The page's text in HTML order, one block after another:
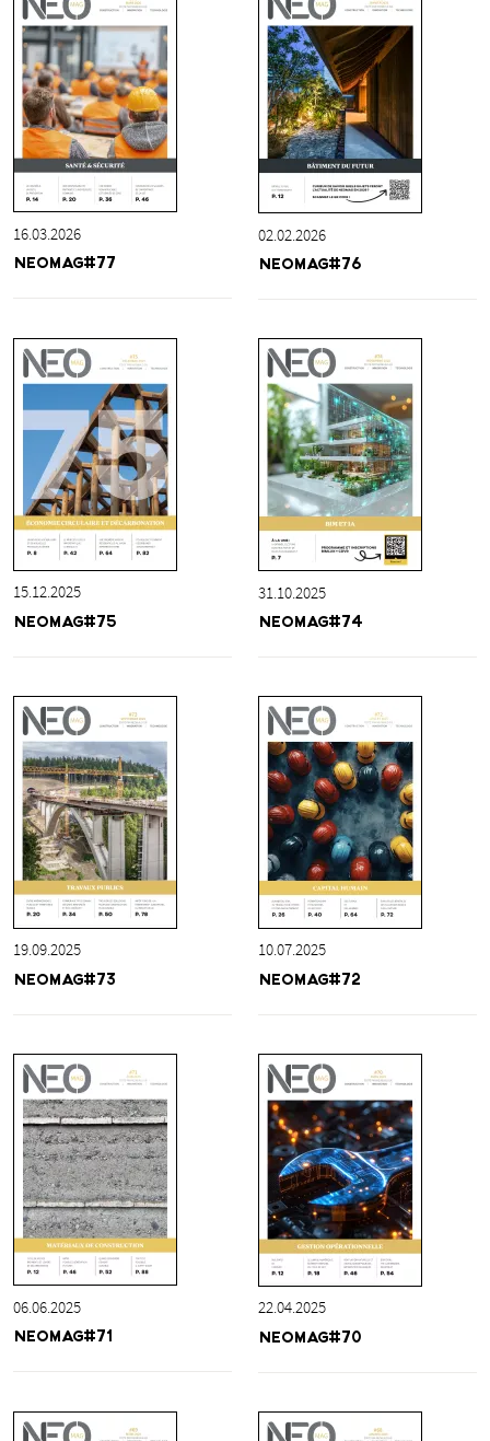
16.03.2026
NEOMAG#77
02.02.2026
NEOMAG#76
15.12.2025
NEOMAG#75
31.10.2025
NEOMAG#74
19.09.2025
NEOMAG#73
10.07.2025
NEOMAG#72
06.06.2025
NEOMAG#71
22.04.2025
NEOMAG#70